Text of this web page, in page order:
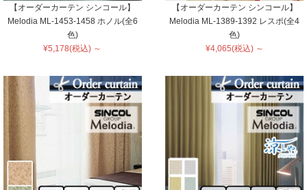
【オーダーカーテン シンコール】
Melodia ML-1453-1458 ホノル(全6
色)
¥5,178(税込) ～
【オーダーカーテン シンコール】
Melodia ML-1389-1392 レスポ(全4
色)
¥4,065(税込) ～